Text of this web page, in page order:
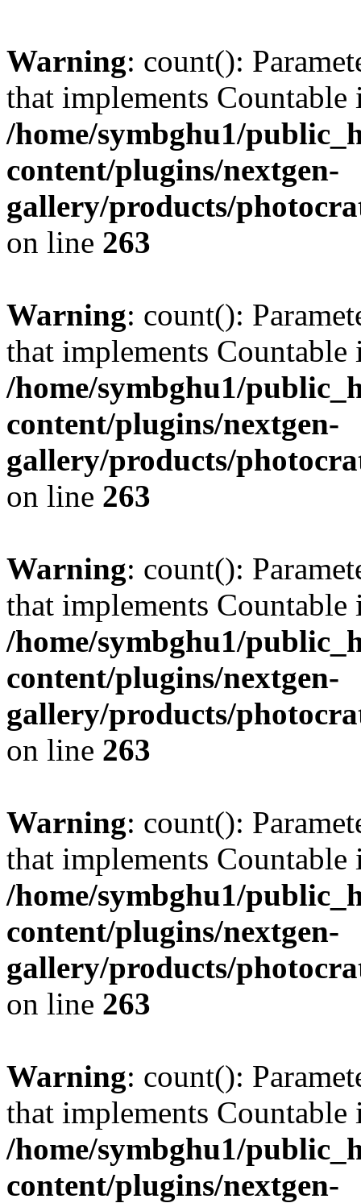
Warning: count():
that implements Countable
/home/symbghu1/
content/plugins/nextgen-
gallery/products/
on line 263
Warning: count():
that implements Countable
/home/symbghu1/
content/plugins/nextgen-
gallery/products/
on line 263
Warning: count():
that implements Countable
/home/symbghu1/
content/plugins/nextgen-
gallery/products/
on line 263
Warning: count():
that implements Countable
/home/symbghu1/
content/plugins/nextgen-
gallery/products/
on line 263
Warning: count():
that implements Countable
/home/symbghu1/
content/plugins/nextgen-